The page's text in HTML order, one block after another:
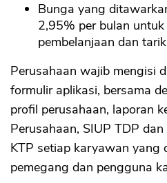
Bunga yang
2,95% per bulan
pembelanjaan dan
Perusahaan wajib mengisi
formulir aplikasi, bersama
profil perusahaan, laporan
Perusahaan, SIUP TDP
KTP setiap karyawan yang
pemegang dan pengguna